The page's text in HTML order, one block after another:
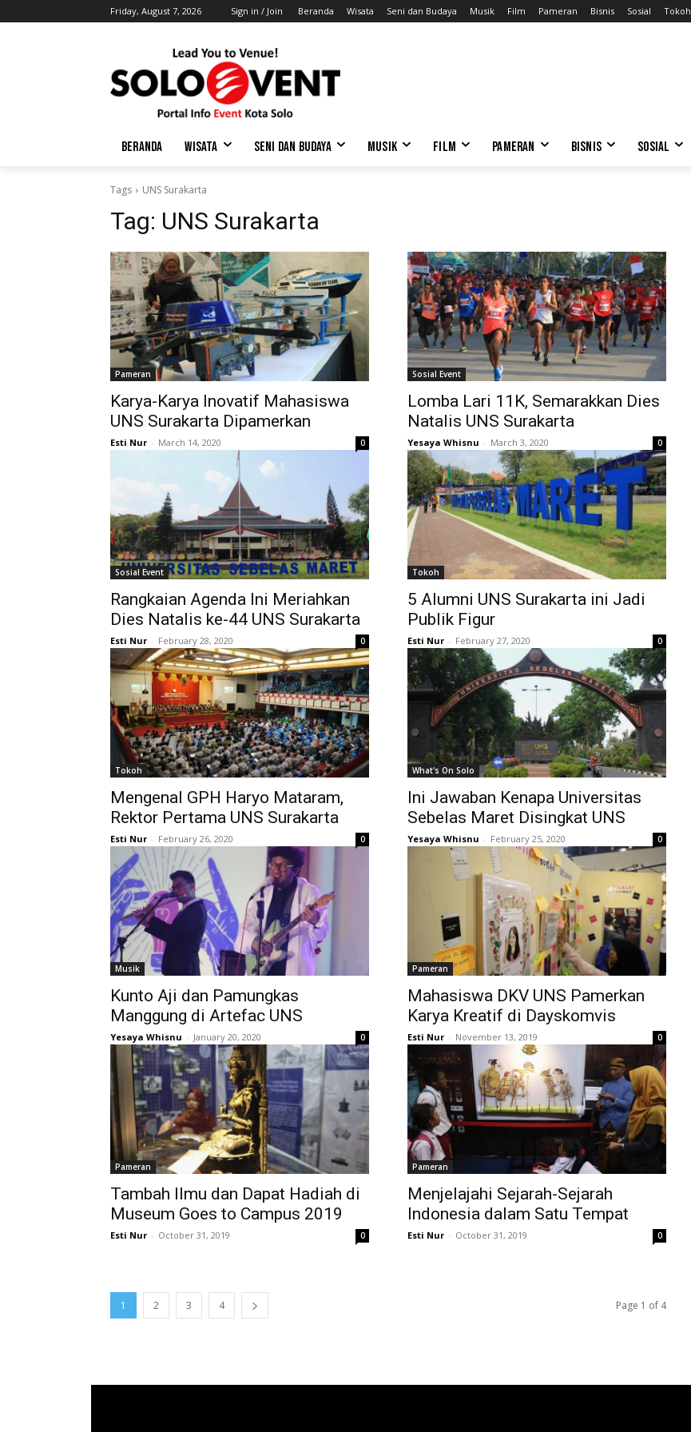
Friday, August 7, 2026 Sign in / Join Beranda Wisata Seni dan Budaya Musik Film Pameran Bisnis Sosial Tokoh
BERANDA WISATA SENI DAN BUDAYA MUSIK FILM PAMERAN BISNIS SOSIAL
Tags UNS Surakarta
Tag: UNS Surakarta
Pameran
Karya-Karya Inovatif Mahasiswa
UNS Surakarta Dipamerkan
Esti Nur - March 14, 2020 0
Sosial Event
Lomba Lari 11K, Semarakkan Dies
Natalis UNS Surakarta
Yesaya Whisnu - March 3, 2020 0
Sosial Event
Rangkaian Agenda Ini Meriahkan
Dies Natalis ke-44 UNS Surakarta
Esti Nur - February 28, 2020 0
Tokoh
5 Alumni UNS Surakarta ini Jadi
Publik Figur
Esti Nur - February 27, 2020 0
Tokoh
Mengenal GPH Haryo Mataram,
Rektor Pertama UNS Surakarta
Esti Nur - February 26, 2020 0
What's On Solo
Ini Jawaban Kenapa Universitas
Sebelas Maret Disingkat UNS
Yesaya Whisnu - February 25, 2020 0
Musik
Kunto Aji dan Pamungkas
Manggung di Artefac UNS
Yesaya Whisnu - January 20, 2020 0
Pameran
Mahasiswa DKV UNS Pamerkan
Karya Kreatif di Dayskomvis
Esti Nur - November 13, 2019 0
Pameran
Tambah Ilmu dan Dapat Hadiah di
Museum Goes to Campus 2019
Esti Nur - October 31, 2019 0
Pameran
Menjelajahi Sejarah-Sejarah
Indonesia dalam Satu Tempat
Esti Nur - October 31, 2019 0
1 2 3 4 Page 1 of 4